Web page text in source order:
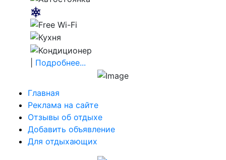
Подробнее...
Главная
Реклама на сайте
Отзывы об отдыхе
Добавить объявление
Для отдыхающих